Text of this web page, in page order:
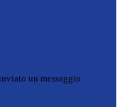
un messaggio